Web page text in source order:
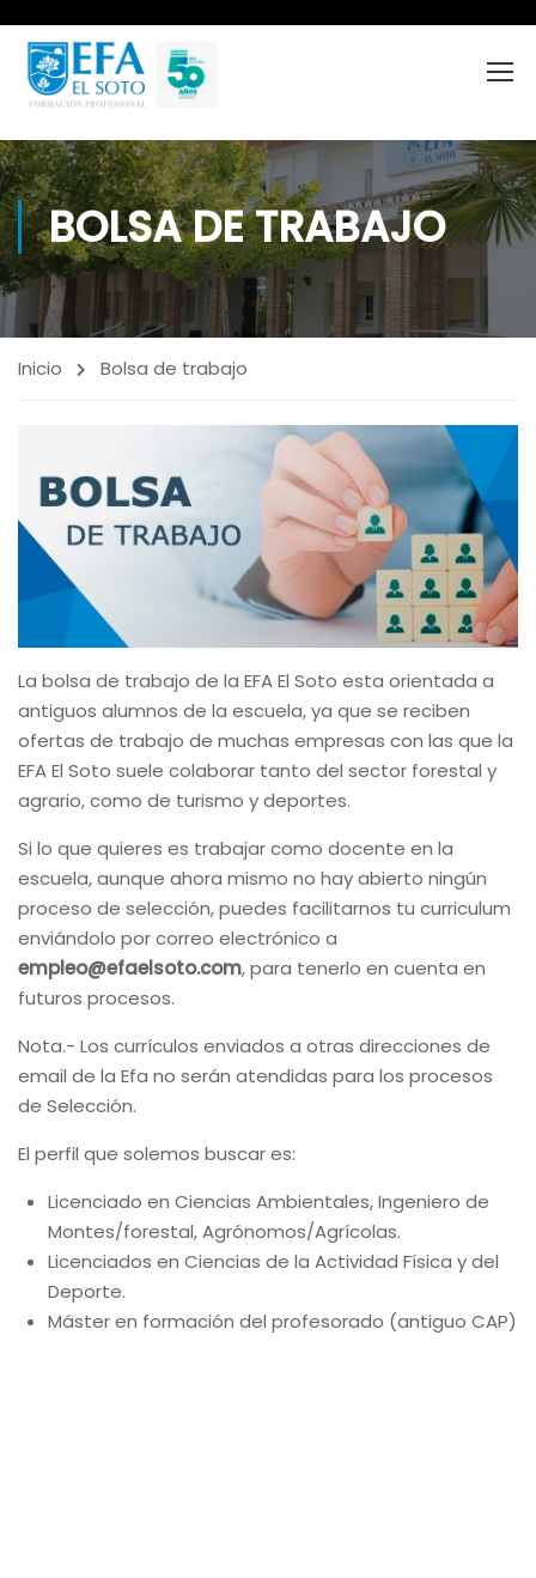
BOLSA DE TRABAJO
Inicio Bolsa de trabajo
La bolsa de trabajo de la EFA El Soto esta orientada a
antiguos alumnos de la escuela, ya que se reciben
ofertas de trabajo de muchas empresas con las que la
EFA El Soto suele colaborar tanto del sector forestal y
agrario, como de turismo y deportes.
Si lo que quieres es trabajar como docente en la
escuela, aunque ahora mismo no hay abierto ningún
proceso de selección, puedes facilitarnos tu curriculum
enviándolo por correo electrónico a
empleo@efaelsoto.com, para tenerlo en cuenta en
futuros procesos.
Nota.- Los currículos enviados a otras direcciones de
email de la Efa no serán atendidas para los procesos
de Selección.
El perfil que solemos buscar es:
Licenciado en Ciencias Ambientales, Ingeniero de
Montes/forestal, Agrónomos/Agrícolas.
Licenciados en Ciencias de la Actividad Física y del
Deporte.
Máster en formación del profesorado (antiguo CAP)